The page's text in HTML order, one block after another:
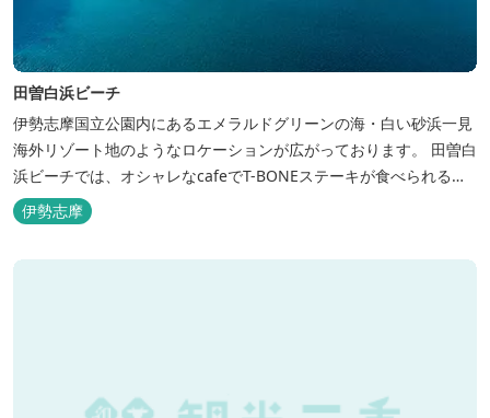
田曽白浜ビーチ
伊勢志摩国立公園内にあるエメラルドグリーンの海・白い砂浜一見
海外リゾート地のようなロケーションが広がっております。 田曽白
浜ビーチでは、オシャレなcafeでT-BONEステーキが食べられる。
又、海を見ながら黄昏るのもよし、アクティブにマリンアクティビ
ティ・スカイダイビング・ヘリコプタークルージングを体験するこ
ともできます。 是非、田曽白浜にございます施設紹介のVTRをご参
伊勢志摩